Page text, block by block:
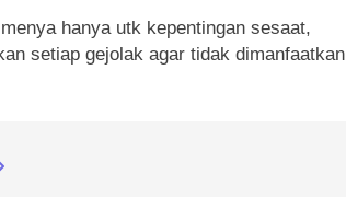
hanya utk kepentingan sesaat,
setiap gejolak agar tidak dimanfaatkan